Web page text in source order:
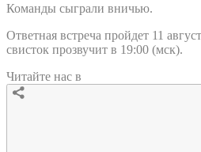
Команды сыграли вничью.
Ответная встреча пройдет 11
свисток прозвучит в 19:00 (мск).
Читайте нас в